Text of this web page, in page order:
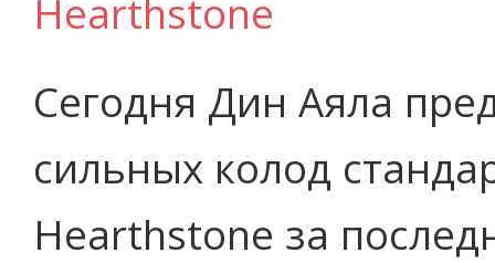
Сегодня Дин Аяла
сильных колод
Hearthstone за